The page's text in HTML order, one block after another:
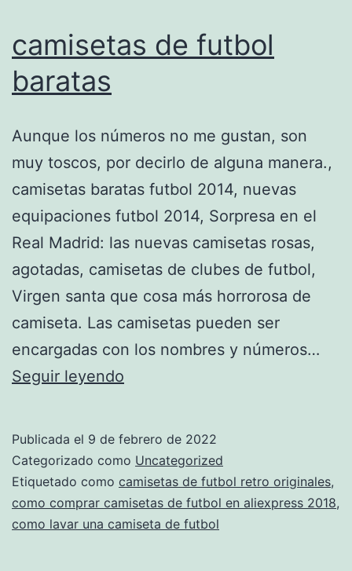
camisetas de futbol
baratas
Aunque los números no me gustan, son
muy toscos, por decirlo de alguna manera.,
camisetas baratas futbol 2014, nuevas
equipaciones futbol 2014, Sorpresa en el
Real Madrid: las nuevas camisetas rosas,
agotadas, camisetas de clubes de futbol,
Virgen santa que cosa más horrorosa de
camiseta. Las camisetas pueden ser
encargadas con los nombres y números…
Seguir leyendo
baratas
Publicada el 9 de febrero de 2022
Categorizado como Uncategorized
Etiquetado como camisetas de futbol retro originales,
como comprar camisetas de futbol en aliexpress 2018,
como lavar una camiseta de futbol